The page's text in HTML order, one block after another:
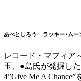
あべとしろう – ラッキー･ムー
レコード・マフィア
玉、●島氏が発掘し
4”Give Me A Chance”